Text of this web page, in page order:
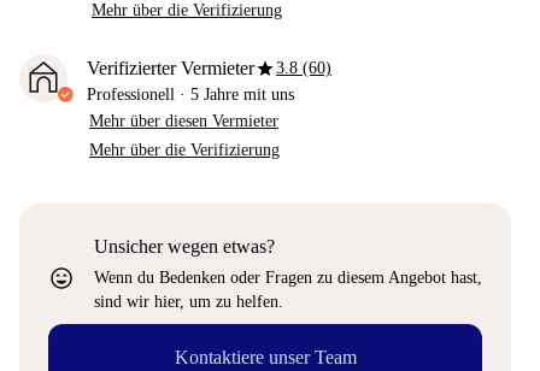
Mehr über die Verifizierung
Verifizierter Vermieterstar3.8 (60)
Professionell · 5 Jahre mit uns
Mehr über diesen Vermieter
Mehr über die Verifizierung
sentiment_very_satisfied
Unsicher wegen etwas?
Wenn du Bedenken oder Fragen zu diesem Angebot hast,
sind wir hier, um zu helfen.
Kontaktiere unser Team